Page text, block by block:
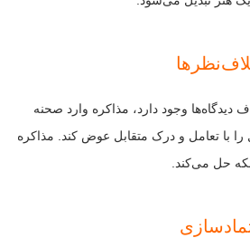
دیدگاه‌ها وجود دارد، مذاکره وارد صحنه
با تعامل و درک متقابل عوض کند. مذاکره
حل می‌کند.